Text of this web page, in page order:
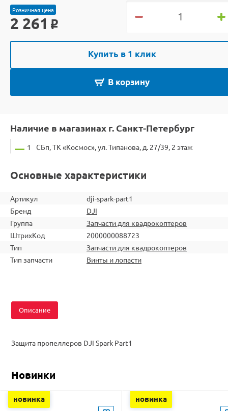
Розничная цена
2 261 o
Купить в 1 клик
В корзину
Наличие в магазинах г. Санкт-Петербург
1 СБп, ТК «Космос», ул. Типанова, д. 27/39, 2 этаж
Основные характеристики
Артикул
dji-spark-part1
Бренд
DJI
Группа
Запчасти для квадрокоптеров
ШтрихКод
2000000088723
Тип
Запчасти для квадрокоптеров
Тип запчасти
Винты и лопасти
Описание
Защита пропеллеров DJI Spark Part1
Новинки
новинка новинка